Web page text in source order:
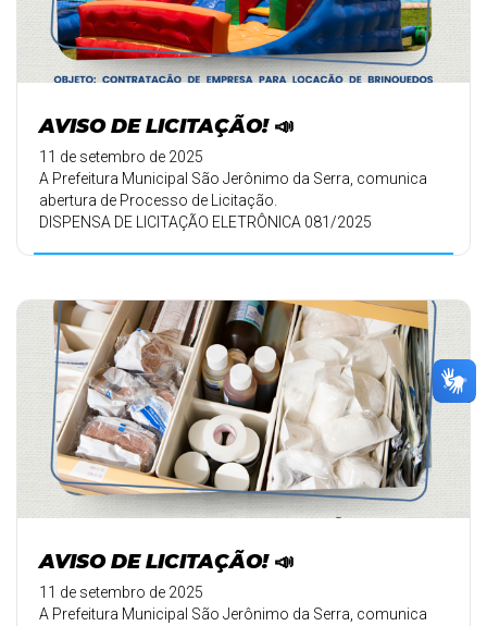
AVISO DE LICITAÇÃO! 📣
11 de setembro de 2025
A Prefeitura Municipal São Jerônimo da Serra, comunica
abertura de Processo de Licitação.
DISPENSA DE LICITAÇÃO ELETRÔNICA 081/2025
AVISO DE LICITAÇÃO! 📣
11 de setembro de 2025
A Prefeitura Municipal São Jerônimo da Serra, comunica